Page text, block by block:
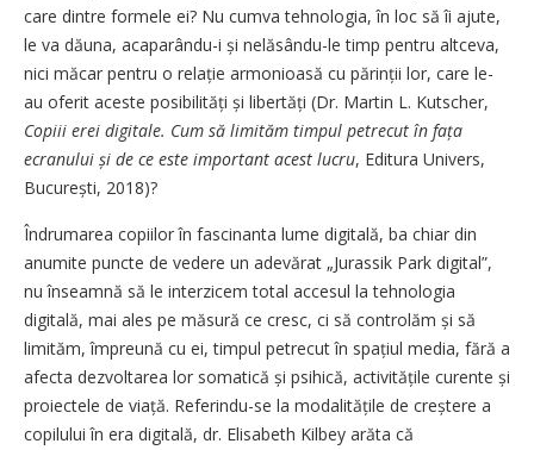
care dintre formele ei? Nu cumva tehnologia, în loc să îi ajute,
le va dăuna, acaparându-i și nelăsându-le timp pentru altceva,
nici măcar pentru o relație armonioasă cu părinții lor, care le-
au oferit aceste posibilități și libertăți (Dr. Martin L. Kutscher,
Copiii erei digitale. Cum să limităm timpul petrecut în fața
ecranului și de ce este important acest lucru, Editura Univers,
București, 2018)?
Îndrumarea copiilor în fascinanta lume digitală, ba chiar din
anumite puncte de vedere un adevărat „Jurassik Park digital”,
nu înseamnă să le interzicem total accesul la tehnologia
digitală, mai ales pe măsură ce cresc, ci să controlăm și să
limităm, împreună cu ei, timpul petrecut în spațiul media, fără a
afecta dezvoltarea lor somatică și psihică, activitățile curente și
proiectele de viață. Referindu-se la moda­litățile de creștere a
copilului în era digitală, dr. Elisabeth Kilbey arăta că